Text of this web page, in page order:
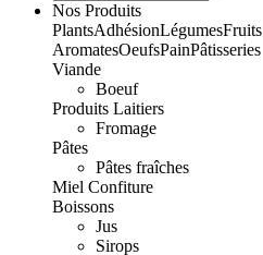
Nos Produits
PlantsAdhésionLégumesFruits
AromatesOeufsPainPâtisseries
Viande
Boeuf
Produits Laitiers
Fromage
Pâtes
Pâtes fraîches
Miel Confiture
Boissons
Jus
Sirops